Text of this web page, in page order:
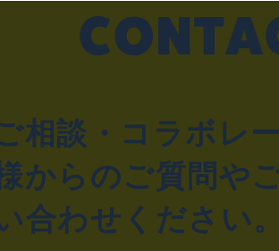
相談・コラボレ
からのご質問や
合わせください